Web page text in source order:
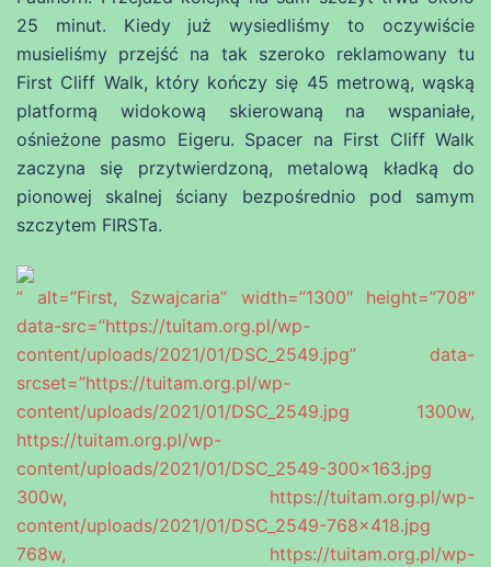
25 minut. Kiedy już wysiedliśmy to oczywiście
musieliśmy przejść na tak szeroko reklamowany tu
First Cliff Walk, który kończy się 45 metrową, wąską
platformą widokową skierowaną na wspaniałe,
ośnieżone pasmo Eigeru. Spacer na First Cliff Walk
zaczyna się przytwierdzoną, metalową kładką do
pionowej skalnej ściany bezpośrednio pod samym
szczytem FIRSTa.
” alt=”First, Szwajcaria” width=”1300″ height=”708″
data-src=”https://tuitam.org.pl/wp-
content/uploads/2021/01/DSC_2549.jpg” data-
srcset=”https://tuitam.org.pl/wp-
content/uploads/2021/01/DSC_2549.jpg 1300w,
https://tuitam.org.pl/wp-
content/uploads/2021/01/DSC_2549-300×163.jpg
300w, https://tuitam.org.pl/wp-
content/uploads/2021/01/DSC_2549-768×418.jpg
768w, https://tuitam.org.pl/wp-